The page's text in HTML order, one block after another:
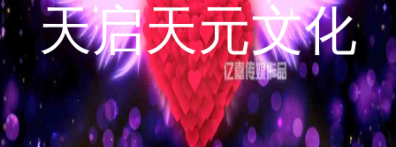
天启天元文化